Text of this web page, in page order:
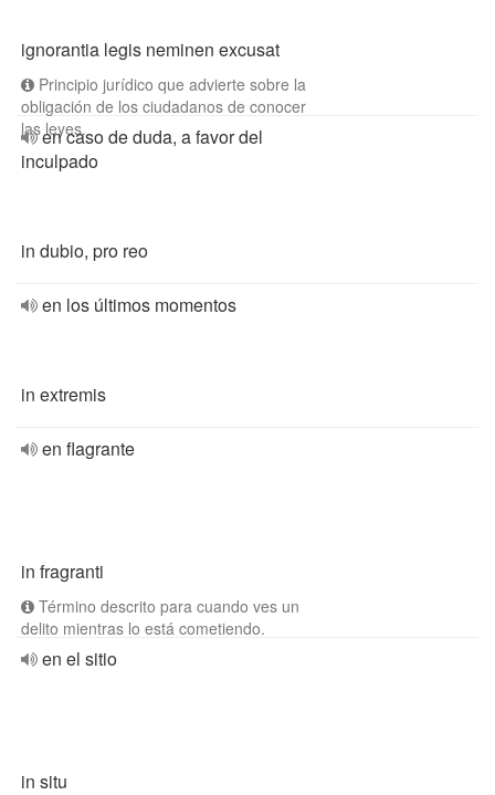
ignorantia legis neminen excusat
Principio jurídico que advierte sobre la
obligación de los ciudadanos de conocer
las leyes.
en caso de duda, a favor del
inculpado
in dubio, pro reo
en los últimos momentos
in extremis
en flagrante
in fragranti
Término descrito para cuando ves un
delito mientras lo está cometiendo.
en el sitio
in situ